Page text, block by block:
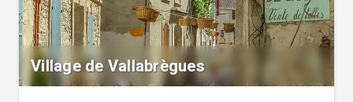
Village de Vallabrègues